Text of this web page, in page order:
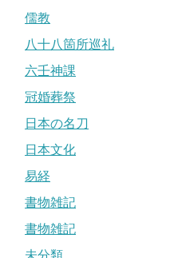
儒教
八十八箇所巡礼
六壬神課
冠婚葬祭
日本の名刀
日本文化
易経
書物雑記
書物雑記